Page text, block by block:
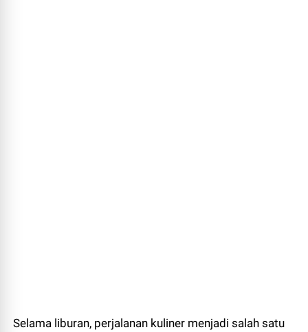
Selama liburan, perjalanan kuliner menjadi salah satu